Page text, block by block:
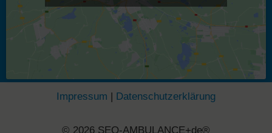
Impressum Datenschutzerklärung
© 2026 SEO-AMBULANCE+de®